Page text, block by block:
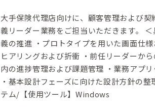
大手保険代理店向けに、顧客管理および
義リーダー業務をご担当いただきます。
義の推進 ・プロトタイプを用いた画面仕
ヒアリングおよび折衝 ・前任リーダーか
内の進捗管理および課題管理 ・業務アプ
・基本設計フェーズに向けた設計方針の
テム/【使用ツール】Windows